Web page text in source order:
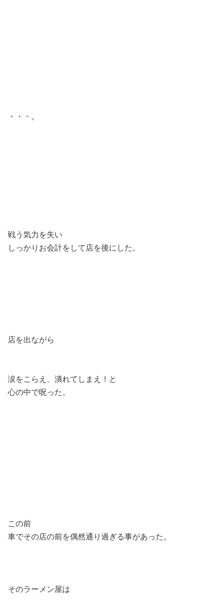
・・・。
戦う気力を失い
しっかりお会計をして店を後にした。
店を出ながら
涙をこらえ、潰れてしまえ！と
心の中で呪った。
この前
車でその店の前を偶然通り過ぎる事があった。
そのラーメン屋は